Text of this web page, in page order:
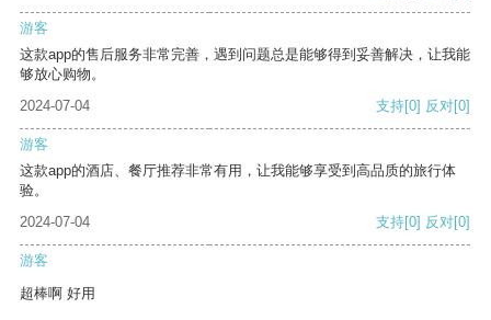
游客
这款app的售后服务非常完善，遇到问题总是能够得到妥善解决，让我能
够放心购物。
2024-07-04
支持[0] 反对[0]
游客
这款app的酒店、餐厅推荐非常有用，让我能够享受到高品质的旅行体
验。
2024-07-04
支持[0] 反对[0]
游客
超棒啊 好用